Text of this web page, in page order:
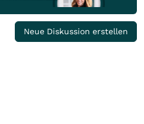
Neue Diskussion erstellen